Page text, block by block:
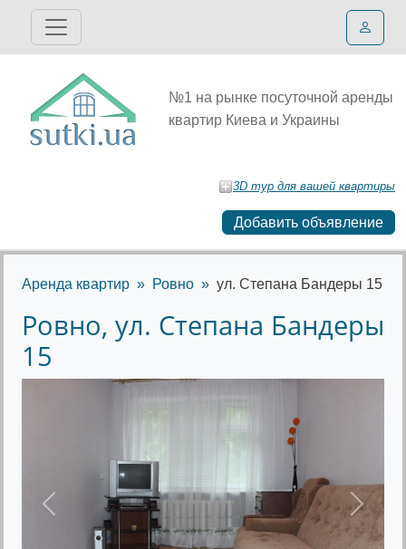
№1 на рынке посуточной аренды
квартир Киева и Украины
3D тур для вашей квартиры
Добавить объявление
Аренда квартир Ровно ул. Степана Бандеры 15
Ровно, ул. Степана Бандеры
15
Предыдущее